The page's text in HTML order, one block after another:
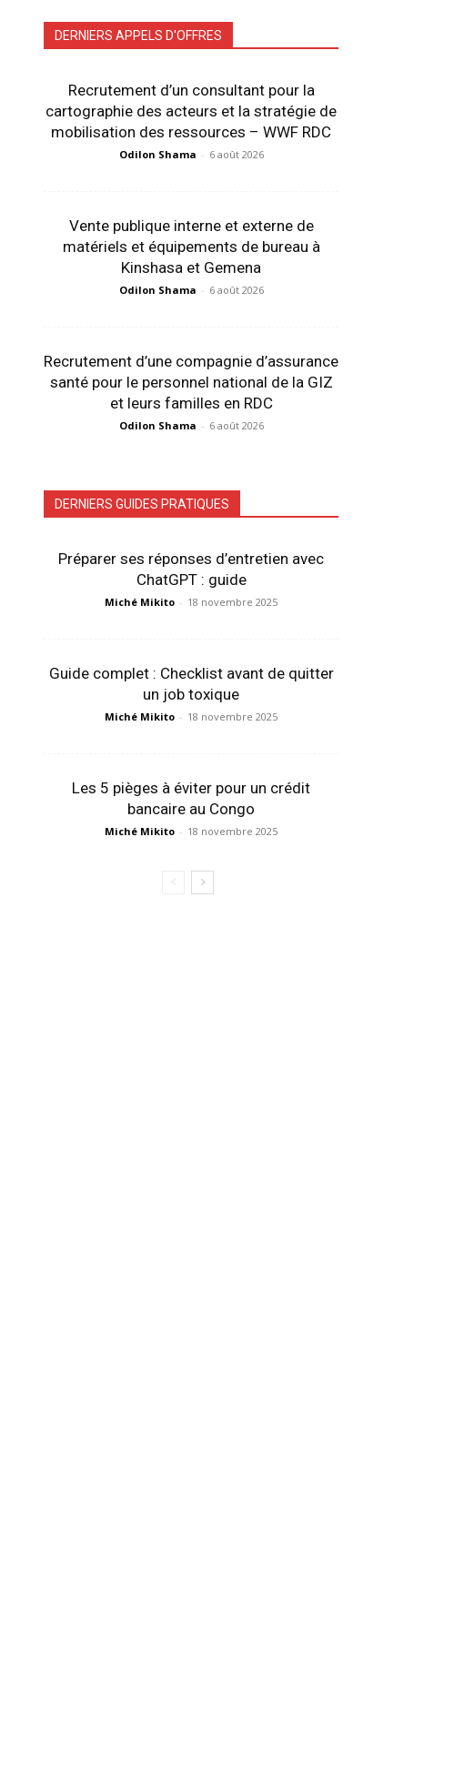
DERNIERS APPELS D'OFFRES
Recrutement d’un consultant pour la
cartographie des acteurs et la stratégie de
mobilisation des ressources – WWF RDC
Odilon Shama - 6 août 2026
Vente publique interne et externe de
matériels et équipements de bureau à
Kinshasa et Gemena
Odilon Shama - 6 août 2026
Recrutement d’une compagnie d’assurance
santé pour le personnel national de la GIZ
et leurs familles en RDC
Odilon Shama - 6 août 2026
DERNIERS GUIDES PRATIQUES
Préparer ses réponses d’entretien avec
ChatGPT : guide
Miché Mikito - 18 novembre 2025
Guide complet : Checklist avant de quitter
un job toxique
Miché Mikito - 18 novembre 2025
Les 5 pièges à éviter pour un crédit
bancaire au Congo
Miché Mikito - 18 novembre 2025